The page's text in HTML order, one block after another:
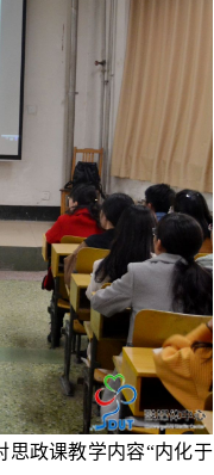
思政课教学内容“内化于